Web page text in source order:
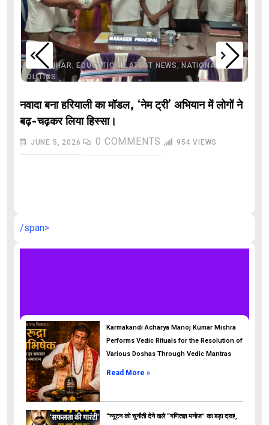
BIHAR,BIHAR, EDUCATION,LATEST NEWS,NATIONAL
POLITICS
नवादा बना हरियाली का मॉडल, ‘नेम ट्री’ अभियान में लोगों ने
बढ़-चढ़कर लिया हिस्सा।
JUNE 5, 2026 0 COMMENTS 954 VIEWS
/span>
Karmakandi Acharya Manoj Kumar Mishra
Performs Vedic Rituals for the Resolution of
Various Doshas Through Vedic Mantras
Read More »
“न्यूटन को चुनौती देने वाले “गणितज्ञ मनोज” का बड़ा दावा!,